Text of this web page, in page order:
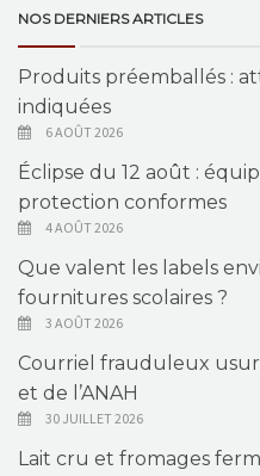
NOS DERNIERS ARTICLES
Produits préemballés :
indiquées
6 AOÛT 2026
Éclipse du 12 août :
protection conformes
4 AOÛT 2026
Que valent les labels
fournitures scolaires ?
3 AOÛT 2026
Courriel frauduleux
et de l’ANAH
30 JUILLET 2026
Lait cru et fromages